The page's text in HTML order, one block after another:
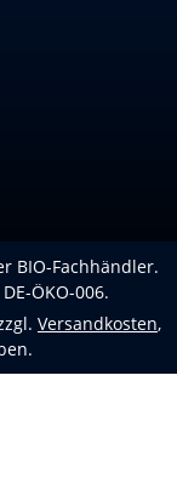
BIO-Fachhändler.
ÖKO-006.
Versandkosten,